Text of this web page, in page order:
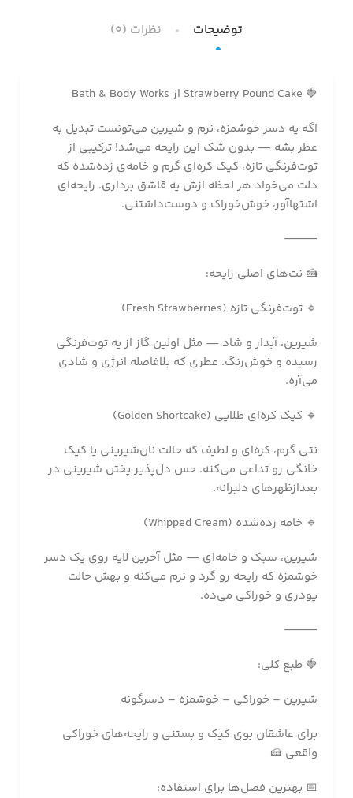
توضیحات نظرات (0)
🍓 Strawberry Pound Cake از Bath & Body Works
اگه یه دسر خوشمزه، نرم و شیرین می‌تونست تبدیل به
عطر بشه — بدون شک این رایحه می‌شد! ترکیبی از
توت‌فرنگی تازه، کیک کره‌ای گرم و خامه‌ی زده‌شده که
دلت می‌خواد هر لحظه ازش یه قاشق برداری. رایحه‌ای
اشتهاآور، خوش‌خوراک و دوست‌داشتنی.
⸻
🍰 نت‌های اصلی رایحه:
🔹 توت‌فرنگی تازه (Fresh Strawberries)
شیرین، آبدار و شاد — مثل اولین گاز از یه توت‌فرنگی
رسیده و خوش‌رنگ. عطری که بلافاصله انرژی و شادی
می‌آره.
🔹 کیک کره‌ای طلایی (Golden Shortcake)
نتی گرم، کره‌ای و لطیف که حالت نان‌شیرینی یا کیک
خانگی رو تداعی می‌کنه. حس دل‌پذیر پختن شیرینی در
بعدازظهرهای دلبرانه.
🔹 خامه زده‌شده (Whipped Cream)
شیرین، سبک و خامه‌ای — مثل آخرین لایه روی یک دسر
خوشمزه که رایحه رو گرد و نرم می‌کنه و بهش حالت
پودری و خوراکی می‌ده.
⸻
🍓 طبع کلی:
شیرین – خوراکی – خوشمزه – دسرگونه
برای عاشقان بوی کیک و بستنی و رایحه‌های خوراکی
واقعی 🍰
📅 بهترین فصل‌ها برای استفاده: